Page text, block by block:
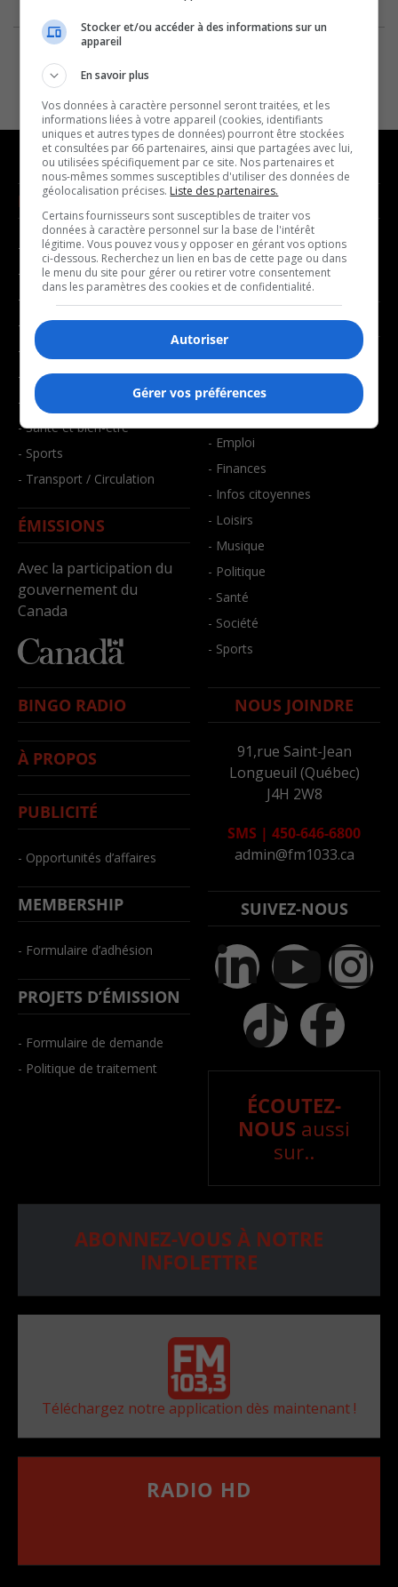
NOUVELLES
- Affaires municipales
- Communauté / Social
- Culture
- Économie
- Éducation
- Environnement
- Faits divers
- Santé et bien-être
- Sports
- Transport / Circulation
ÉMISSIONS
Avec la participation du
gouvernement du
Canada
MUSIQUE
- Décompte franco
- Joué récemment
BALADOS
- Art de vivre
- Bien-être
- Emploi
- Finances
- Infos citoyennes
- Loisirs
- Musique
- Politique
- Santé
- Société
- Sports
BINGO RADIO
À PROPOS
PUBLICITÉ
- Opportunités d’affaires
MEMBERSHIP
- Formulaire d’adhésion
PROJETS D’ÉMISSION
- Formulaire de demande
- Politique de traitement
NOUS JOINDRE
91,rue Saint-Jean
Longueuil (Québec)
J4H 2W8
SMS | 450-646-6800
admin@fm1033.ca
SUIVEZ-NOUS
ÉCOUTEZ-
NOUS aussi
sur..
ABONNEZ-VOUS À NOTRE
INFOLETTRE
Téléchargez notre application dès maintenant !
RADIO HD
Stocker et/ou accéder à des informations sur un
appareil
En savoir plus
Vos données à caractère personnel seront traitées, et les
informations liées à votre appareil (cookies, identifiants
uniques et autres types de données) pourront être stockées
et consultées par 66 partenaires, ainsi que partagées avec lui,
ou utilisées spécifiquement par ce site. Nos partenaires et
nous-mêmes sommes susceptibles d'utiliser des données de
géolocalisation précises. Liste des partenaires.
Certains fournisseurs sont susceptibles de traiter vos
données à caractère personnel sur la base de l'intérêt
légitime. Vous pouvez vous y opposer en gérant vos options
ci-dessous. Recherchez un lien en bas de cette page ou dans
le menu du site pour gérer ou retirer votre consentement
dans les paramètres des cookies et de confidentialité.
Autoriser
Gérer vos préférences